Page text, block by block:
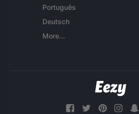
Português
Deutsch
More...